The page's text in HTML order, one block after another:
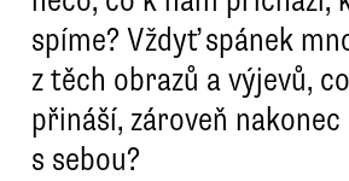
spíme? Vždyť spánek
z těch obrazů a výjevů,
přináší, zároveň nakonec
s sebou?